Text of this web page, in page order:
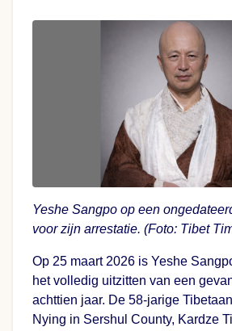
Yeshe Sangpo op een
voor zijn arrestatie. (Foto: Tibet
Op 25 maart 2026 is Yeshe
het volledig uitzitten van een
achttien jaar. De 58-jarige
Nying in Sershul County, Kardze